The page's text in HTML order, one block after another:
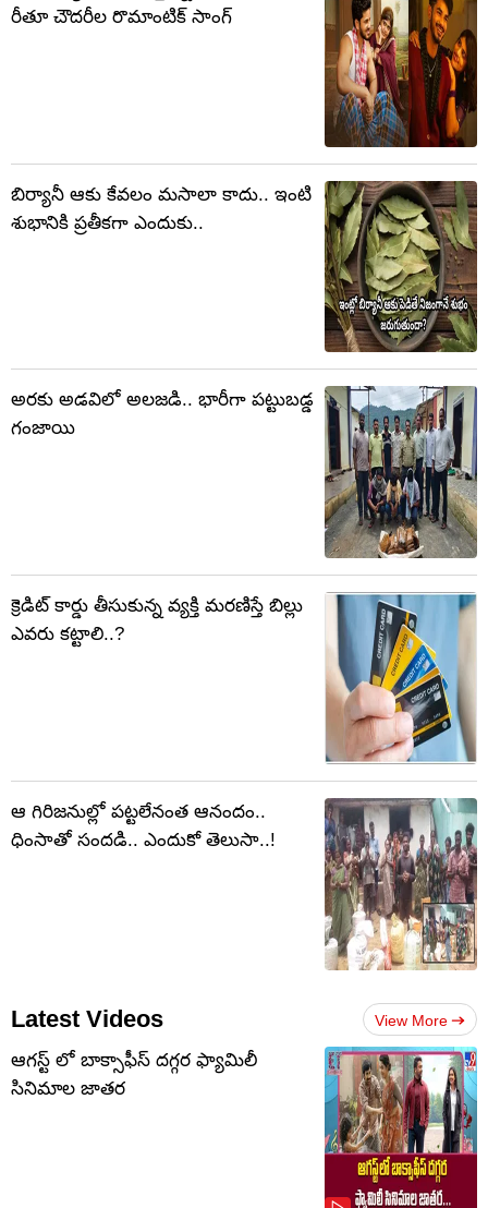
రీతూ చౌదరీల రొమాంటిక్ సాంగ్
బిర్యానీ ఆకు కేవలం మసాలా కాదు.. ఇంటి
శుభానికి ప్రతీకగా ఎందుకు..
అరకు అడవిలో అలజడి.. భారీగా పట్టుబడ్డ
గంజాయి
క్రెడిట్ కార్డు తీసుకున్న వ్యక్తి మరణిస్తే బిల్లు
ఎవరు కట్టాలి..?
ఆ గిరిజనుల్లో పట్టలేనంత ఆనందం..
ధింసాతో సందడి.. ఎందుకో తెలుసా..!
Latest Videos View More
ఆగస్ట్ లో బాక్సాఫీస్ దగ్గర ఫ్యామిలీ
సినిమాల జాతర